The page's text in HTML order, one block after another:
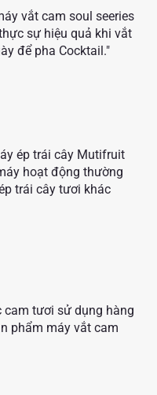
vắt cam soul seeries
sự hiệu quả khi vắt
để pha Cocktail."
ép trái cây Mutifruit
hoạt động thường
trái cây tươi khác
cam tươi sử dụng hàng
phẩm máy vắt cam